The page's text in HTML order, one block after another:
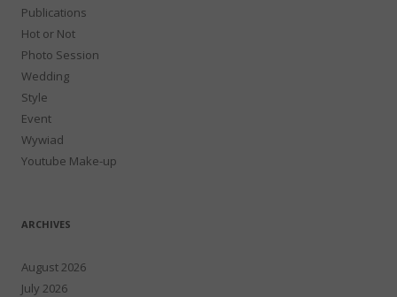
Publications
Hot or Not
Photo Session
Wedding
Style
Event
Wywiad
Youtube Make-up
ARCHIVES
August 2026
July 2026